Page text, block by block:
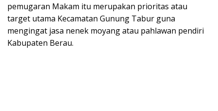
pemugaran Makam itu merupakan prioritas atau
target utama Kecamatan Gunung Tabur guna
mengingat jasa nenek moyang atau pahlawan pendiri
Kabupaten Berau.